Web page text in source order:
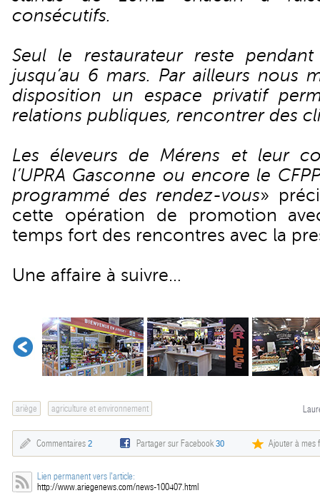
consécutifs.
Seul le restaurateur reste
jusqu’au 6 mars. Par ailleurs nous
disposition un espace privatif
relations publiques, rencontrer des
Les éleveurs de Mérens et leur
l’UPRA Gasconne ou encore le
programmé des rendez-vous»
cette opération de promotion
temps fort des rencontres avec la
Une affaire à suivre…
ariège agriculture et environnement
Commentaires 2 Partager sur Facebook30 Ajouter à mes
Lien permanent vers l'article:
http://www.ariegenews.com/news-100407.html